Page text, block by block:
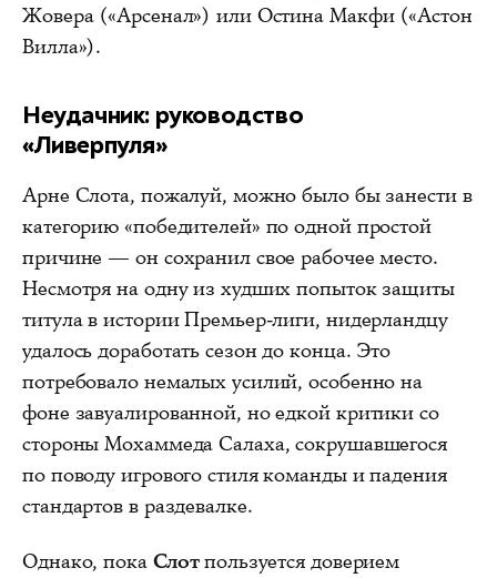
Жовера («Арсенал») или Остина Макфи («Астон
Вилла»).
Неудачник: руководство
«Ливерпуля»
Арне Слота, пожалуй, можно было бы занести в
категорию «победителей» по одной простой
причине — он сохранил свое рабочее место.
Несмотря на одну из худших попыток защиты
титула в истории Премьер-лиги, нидерландцу
удалось доработать сезон до конца. Это
потребовало немалых усилий, особенно на
фоне завуалированной, но едкой критики со
стороны Мохаммеда Салаха, сокрушавшегося
по поводу игрового стиля команды и падения
стандартов в раздевалке.
Однако, пока Слотпользуется доверием